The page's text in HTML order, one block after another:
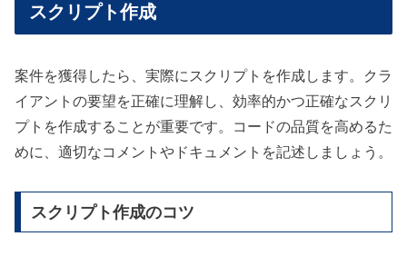
スクリプト作成
案件を獲得したら、実際にスクリプトを作成します。クラ
イアントの要望を正確に理解し、効率的かつ正確なスクリ
プトを作成することが重要です。コードの品質を高めるた
めに、適切なコメントやドキュメントを記述しましょう。
スクリプト作成のコツ